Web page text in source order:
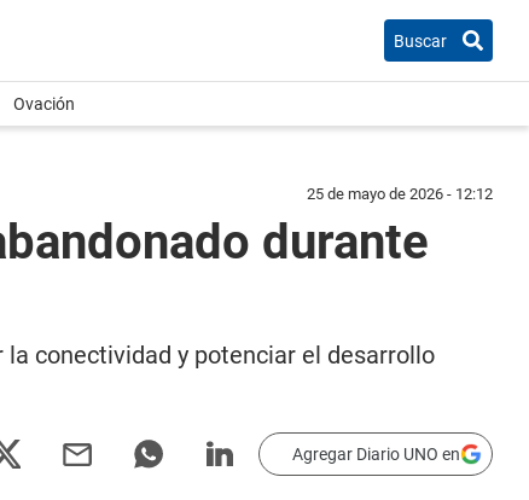
Buscar
Ovación
25 de mayo de 2026 - 12:12
durante
conectividad y potenciar el desarrollo
Agregar Diario UNO en